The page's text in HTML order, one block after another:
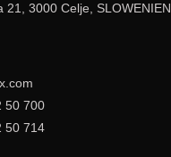
21, 3000 Celje, SLOWENIEN
50 700
50 714